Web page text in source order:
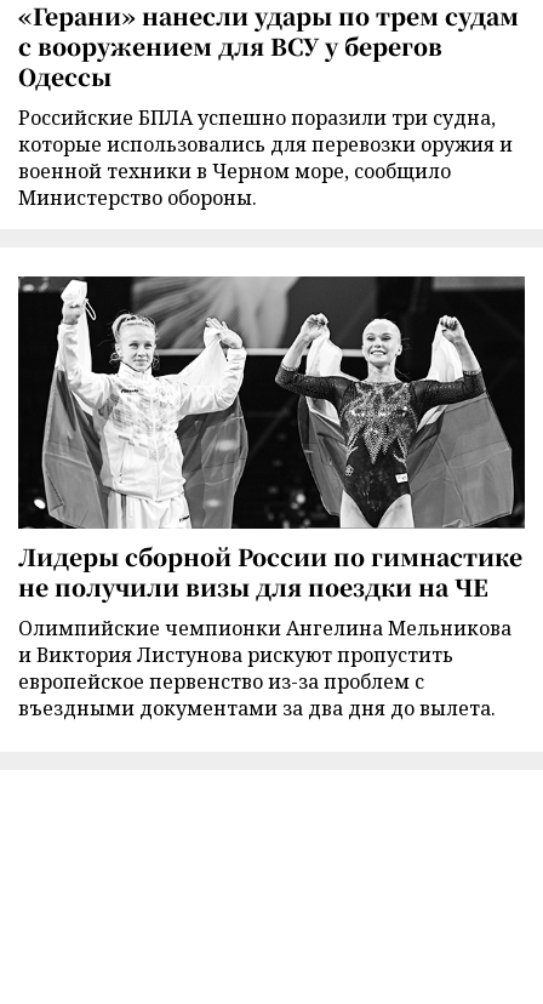
«Герани» нанесли удары по трем судам
с вооружением для ВСУ у берегов
Одессы
Российские БПЛА успешно поразили три судна,
которые использовались для перевозки оружия и
военной техники в Черном море, сообщило
Министерство обороны.
Лидеры сборной России по гимнастике
не получили визы для поездки на ЧЕ
Олимпийские чемпионки Ангелина Мельникова
и Виктория Листунова рискуют пропустить
европейское первенство из-за проблем с
въездными документами за два дня до вылета.